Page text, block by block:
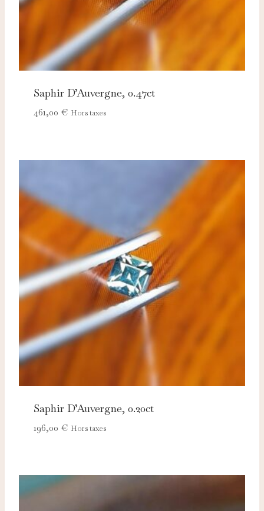
Saphir D’Auvergne, 0.47ct
461,00 € Hors taxes
Saphir D’Auvergne, 0.20ct
196,00 € Hors taxes
du site et ne peuvent pas être désactivés.
Analytics
Ces cookies nous permettent de mesurer l'audience et
d'améliorer nos contenus (Google Analytics, Matomo…).
Marketing
Ces cookies servent à vous proposer des publicités
adaptées à vos centres d'intérêt.